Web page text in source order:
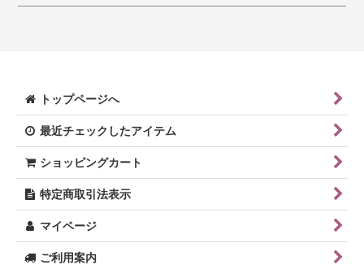
トップページへ
最近チェックしたアイテム
ショッピングカート
特定商取引法表示
マイページ
ご利用案内